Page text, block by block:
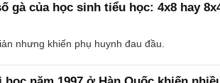
gà của học sinh tiểu học: 4x8 hay
nhưng khiến phụ huynh đau đầu.